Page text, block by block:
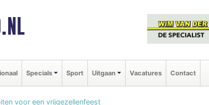
Specials Sport Uitgaan Vacatures Contact
voor een vrijgezellenfeest